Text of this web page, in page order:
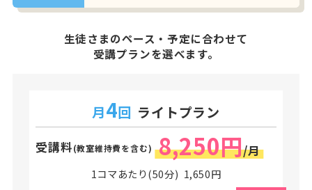
生徒さまのペース・予定に合わせて
受講プランを選べます。
月4回 ライトプラン
受講料(教室維持費を含む) 8,250円/月
1コマあたり(50分) 1,650円